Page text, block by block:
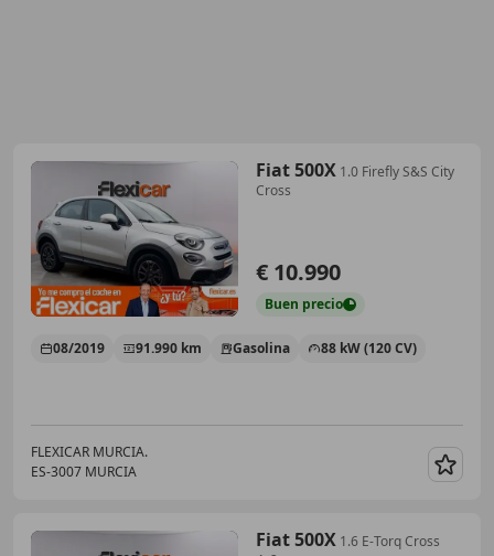
Fiat 500X 1.0 Firefly S&S City
Cross
€ 10.990
Buen precio
08/2019 91.990 km Gasolina 88 kW (120 CV)
FLEXICAR MURCIA.
ES-3007 MURCIA
Fiat 500X 1.6 E-Torq Cross